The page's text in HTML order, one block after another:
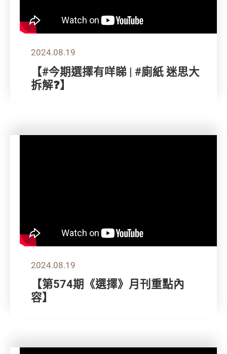
2024.08.19
【#今期選擇有咩睇 | #廁紙 迷思大
拆解❓】
2024.08.19
【第574期《選擇》月刊重點內
容】